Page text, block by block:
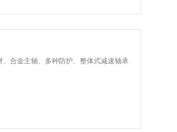
合金主轴、多种防护、整体式减速轴承